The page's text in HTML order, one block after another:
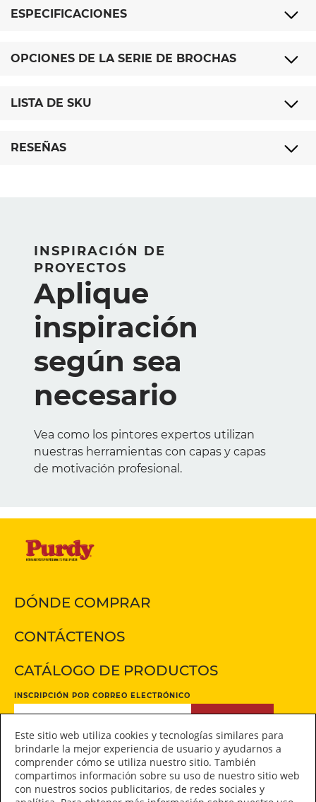
ESPECIFICACIONES
OPCIONES DE LA SERIE DE BROCHAS
LISTA DE SKU
RESEÑAS
INSPIRACIÓN DE
PROYECTOS
Aplique
inspiración
según sea
necesario
Vea como los pintores expertos utilizan
nuestras herramientas con capas y capas
de motivación profesional.
DÓNDE COMPRAR
CONTÁCTENOS
CATÁLOGO DE PRODUCTOS
INSCRIPCIÓN POR CORREO ELECTRÓNICO
Manténgase conectado
Este sitio web utiliza cookies y tecnologías similares para
brindarle la mejor experiencia de usuario y ayudarnos a
comprender cómo se utiliza nuestro sitio. También
compartimos información sobre su uso de nuestro sitio web
con nuestros socios publicitarios, de redes sociales y